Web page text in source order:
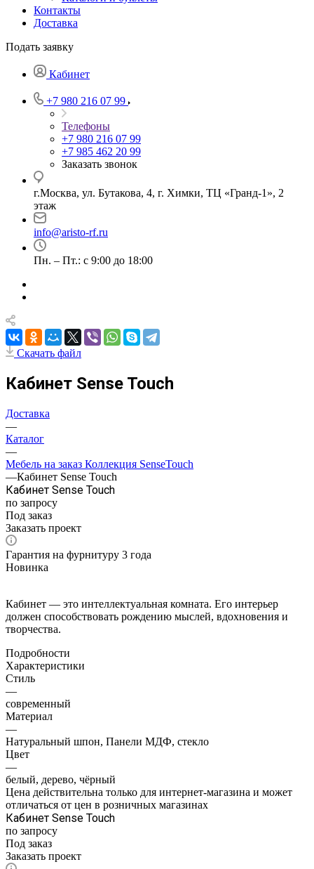
Контакты
Доставка
Подать заявку
Кабинет
+7 980 216 07 99
Телефоны
+7 980 216 07 99
+7 985 462 20 99
Заказать звонок
г.Москва, ул. Бутакова, 4, г. Химки, ТЦ «Гранд-1», 2
этаж
info@aristo-rf.ru
Пн. – Пт.: с 9:00 до 18:00
Скачать файл
Кабинет Sense Touch
Доставка
—
Каталог
—
Мебель на заказ Коллекция SenseTouch
—Кабинет Sense Touch
Кабинет Sense Touch
по запросу
Под заказ
Заказать проект
Гарантия на фурнитуру 3 года
Новинка
Кабинет — это интеллектуальная комната. Его интерьер
должен способствовать рождению мыслей, вдохновения и
творчества.
Подробности
Характеристики
Стиль
—
современный
Материал
—
Натуральный шпон, Панели МДФ, стекло
Цвет
—
белый, дерево, чёрный
Цена действительна только для интернет-магазина и может
отличаться от цен в розничных магазинах
Кабинет Sense Touch
по запросу
Под заказ
Заказать проект